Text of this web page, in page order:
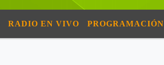
RADIO EN VIVO PROGRAMACIÓN